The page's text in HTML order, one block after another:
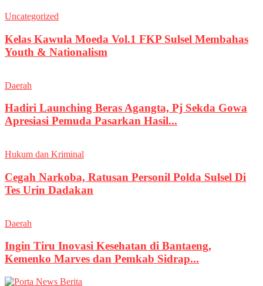
Uncategorized
Kelas Kawula Moeda Vol.1 FKP Sulsel Membahas
Youth & Nationalism
Daerah
Hadiri Launching Beras Agangta, Pj Sekda Gowa
Apresiasi Pemuda Pasarkan Hasil...
Hukum dan Kriminal
Cegah Narkoba, Ratusan Personil Polda Sulsel Di
Tes Urin Dadakan
Daerah
Ingin Tiru Inovasi Kesehatan di Bantaeng,
Kemenko Marves dan Pemkab Sidrap...